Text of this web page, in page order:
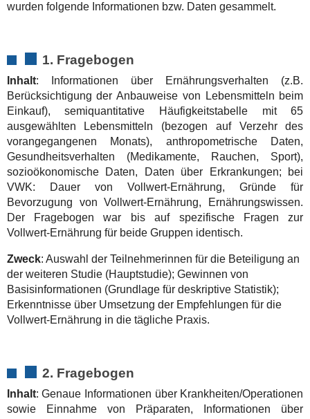
wurden folgende Informationen bzw. Daten gesammelt.
1. Fragebogen
Inhalt: Informationen über Ernährungsverhalten (z.B.
Berücksichtigung der Anbauweise von Lebensmitteln beim
Einkauf), semiquantitative Häufigkeitstabelle mit 65
ausgewählten Lebensmitteln (bezogen auf Verzehr des
vorangegangenen Monats), anthropometrische Daten,
Gesundheitsverhalten (Medikamente, Rauchen, Sport),
sozioökonomische Daten, Daten über Erkrankungen; bei
VWK: Dauer von Vollwert-Ernährung, Gründe für
Bevorzugung von Vollwert-Ernährung, Ernährungswissen.
Der Fragebogen war bis auf spezifische Fragen zur
Vollwert-Ernährung für beide Gruppen identisch.
Zweck: Auswahl der Teilnehmerinnen für die Beteiligung an
der weiteren Studie (Hauptstudie); Gewinnen von
Basisinformationen (Grundlage für deskriptive Statistik);
Erkenntnisse über Umsetzung der Empfehlungen für die
Vollwert-Ernährung in die tägliche Praxis.
2. Fragebogen
Inhalt: Genaue Informationen über Krankheiten/Operationen
sowie Einnahme von Präparaten, Informationen über